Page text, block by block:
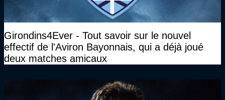
Girondins4Ever - Tout savoir sur le nouvel
effectif de l'Aviron Bayonnais, qui a déjà joué
deux matches amicaux